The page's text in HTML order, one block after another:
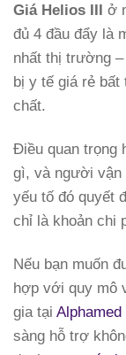
Giá Helios III ở
đủ 4 đầu đẩy là
nhất thị trường
bị y tế giá rẻ
chất.
Điều quan trọng
gì, và người vận
yếu tố đó quyết
chỉ là khoản chi
Nếu bạn muốn
hợp với quy mô
gia tại
sàng hỗ trợ